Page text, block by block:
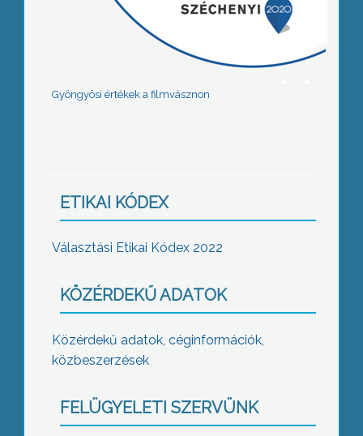
Gyöngyösi értékek a filmvásznon
ETIKAI KÓDEX
Választási Etikai Kódex 2022
KÖZÉRDEKŰ ADATOK
Közérdekű adatok, céginformációk,
közbeszerzések
FELÜGYELETI SZERVÜNK